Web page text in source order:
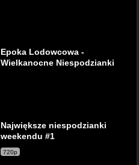
Epoka Lodowcowa -
Wielkanocne Niespodzianki
Największe niespodzianki
weekendu #1
720p